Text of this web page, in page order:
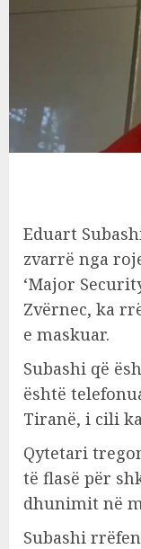
Eduart
zvarrë nga
‘Major
Zvërnec, ka
e maskuar.
Subashi që
është
Tiranë, i cili
Qytetari
të flasë për
dhunimit në
Subashi